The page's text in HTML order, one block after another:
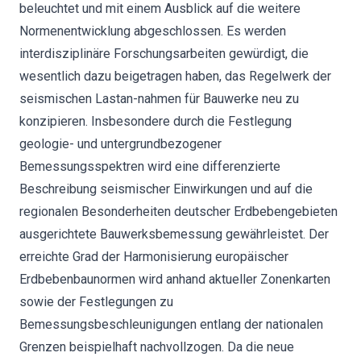
beleuchtet und mit einem Ausblick auf die weitere
Normenentwicklung abgeschlossen. Es werden
interdisziplinäre Forschungsarbeiten gewürdigt, die
wesentlich dazu beigetragen haben, das Regelwerk der
seismischen Lastan-nahmen für Bauwerke neu zu
konzipieren. Insbesondere durch die Festlegung
geologie- und untergrundbezogener
Bemessungsspektren wird eine differenzierte
Beschreibung seismischer Einwirkungen und auf die
regionalen Besonderheiten deutscher Erdbebengebieten
ausgerichtete Bauwerksbemessung gewährleistet. Der
erreichte Grad der Harmonisierung europäischer
Erdbebenbaunormen wird anhand aktueller Zonenkarten
sowie der Festlegungen zu
Bemessungsbeschleunigungen entlang der nationalen
Grenzen beispielhaft nachvollzogen. Da die neue